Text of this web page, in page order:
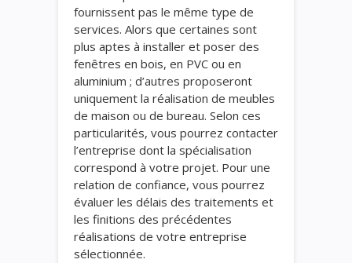
fournissent pas le même type de
services. Alors que certaines sont
plus aptes à installer et poser des
fenêtres en bois, en PVC ou en
aluminium ; d’autres proposeront
uniquement la réalisation de meubles
de maison ou de bureau. Selon ces
particularités, vous pourrez contacter
l’entreprise dont la spécialisation
correspond à votre projet. Pour une
relation de confiance, vous pourrez
évaluer les délais des traitements et
les finitions des précédentes
réalisations de votre entreprise
sélectionnée.